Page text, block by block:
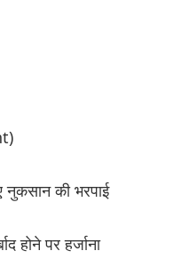
की भरपाई
होने पर हर्जाना